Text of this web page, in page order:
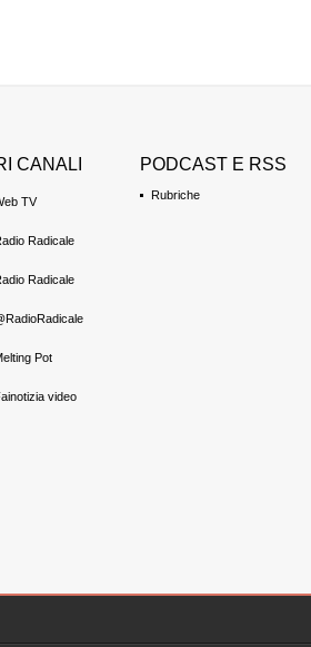
CANALI
TV
Radicale
Radicale
Pot
video
PODCAST E RSS
Rubriche